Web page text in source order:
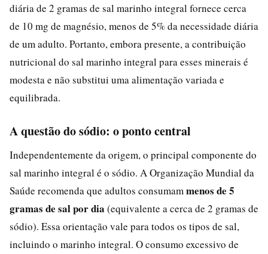
diária de 2 gramas de sal marinho integral fornece cerca
de 10 mg de magnésio, menos de 5% da necessidade diária
de um adulto. Portanto, embora presente, a contribuição
nutricional do sal marinho integral para esses minerais é
modesta e não substitui uma alimentação variada e
equilibrada.
A questão do sódio: o ponto central
Independentemente da origem, o principal componente do
sal marinho integral é o sódio. A Organização Mundial da
Saúde recomenda que adultos consumam menos de 5
gramas de sal por dia (equivalente a cerca de 2 gramas de
sódio). Essa orientação vale para todos os tipos de sal,
incluindo o marinho integral. O consumo excessivo de